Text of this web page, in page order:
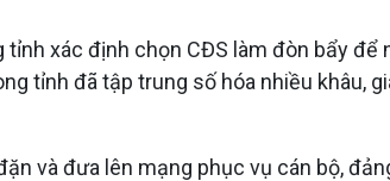
xác định chọn CĐS làm đòn bẩy
tỉnh đã tập trung số hóa nhiều khâu,
và đưa lên mạng phục vụ cán bộ,